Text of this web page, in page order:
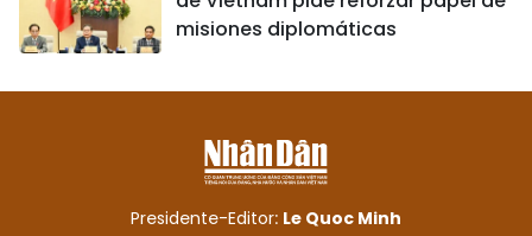
misiones diplomáticas
Presidente-Editor: Le Quoc Minh